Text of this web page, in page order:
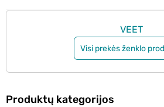
VEET
Visi prekės ženklo
Produktų kategorijos